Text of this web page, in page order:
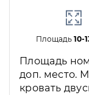
Площадь 10-
Площадь
доп. место.
кровать